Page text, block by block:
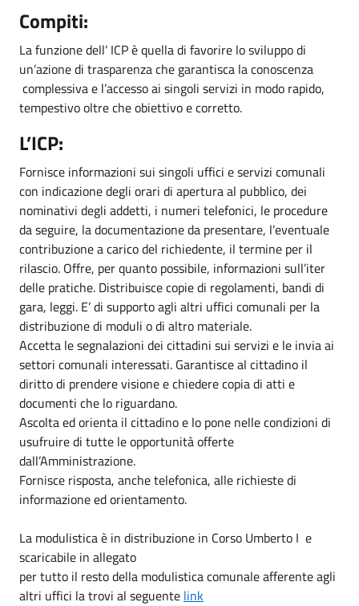
Compiti:
La funzione dell’ ICP è quella di favorire lo sviluppo di
un’azione di trasparenza che garantisca la conoscenza
complessiva e l’accesso ai singoli servizi in modo rapido,
tempestivo oltre che obiettivo e corretto.
L’ICP:
Fornisce informazioni sui singoli uffici e servizi comunali
con indicazione degli orari di apertura al pubblico, dei
nominativi degli addetti, i numeri telefonici, le procedure
da seguire, la documentazione da presentare, l’eventuale
contribuzione a carico del richiedente, il termine per il
rilascio. Offre, per quanto possibile, informazioni sull’iter
delle pratiche. Distribuisce copie di regolamenti, bandi di
gara, leggi. E’ di supporto agli altri uffici comunali per la
distribuzione di moduli o di altro materiale.
Accetta le segnalazioni dei cittadini sui servizi e le invia ai
settori comunali interessati. Garantisce al cittadino il
diritto di prendere visione e chiedere copia di atti e
documenti che lo riguardano.
Ascolta ed orienta il cittadino e lo pone nelle condizioni di
usufruire di tutte le opportunità offerte
dall’Amministrazione.
Fornisce risposta, anche telefonica, alle richieste di
informazione ed orientamento.
La modulistica è in distribuzione in Corso Umberto I e
scaricabile in allegato
per tutto il resto della modulistica comunale afferente agli
altri uffici la trovi al seguente link